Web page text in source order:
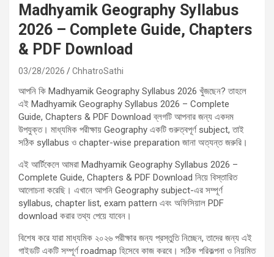
Madhyamik Geography Syllabus
2026 – Complete Guide, Chapters
& PDF Download
03/28/2026 ChhatroSathi
আপনি কি Madhyamik Geography Syllabus 2026 খুঁজছেন? তাহলে
এই Madhyamik Geography Syllabus 2026 – Complete
Guide, Chapters & PDF Download ব্লগটি আপনার জন্য একদম
উপযুক্ত। মাধ্যমিক পরীক্ষায় Geography একটি গুরুত্বপূর্ণ subject, তাই
সঠিক syllabus ও chapter-wise preparation জানা অত্যন্ত জরুরি।
এই আর্টিকেলে আমরা Madhyamik Geography Syllabus 2026 –
Complete Guide, Chapters & PDF Download নিয়ে বিস্তারিত
আলোচনা করেছি। এখানে আপনি Geography subject-এর সম্পূর্ণ
syllabus, chapter list, exam pattern এবং অফিসিয়াল PDF
download করার তথ্য পেয়ে যাবেন।
বিশেষ করে যারা মাধ্যমিক ২০২৬ পরীক্ষার জন্য প্রস্তুতি নিচ্ছেন, তাদের জন্য এই
গাইডটি একটি সম্পূর্ণ roadmap হিসেবে কাজ করবে। সঠিক পরিকল্পনা ও নিয়মিত